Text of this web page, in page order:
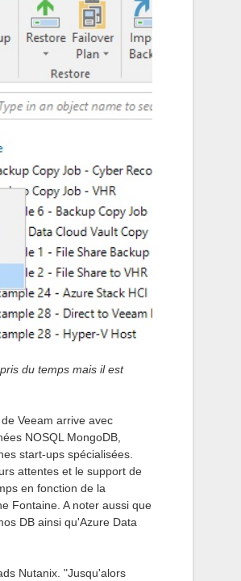
du temps mais il est
Veeam arrive avec
NOSQL MongoDB,
start-ups spécialisées.
attentes et le support de
en fonction de la
Fontaine. A noter aussi que
DB ainsi qu'Azure Data
Nutanix. "Jusqu'alors